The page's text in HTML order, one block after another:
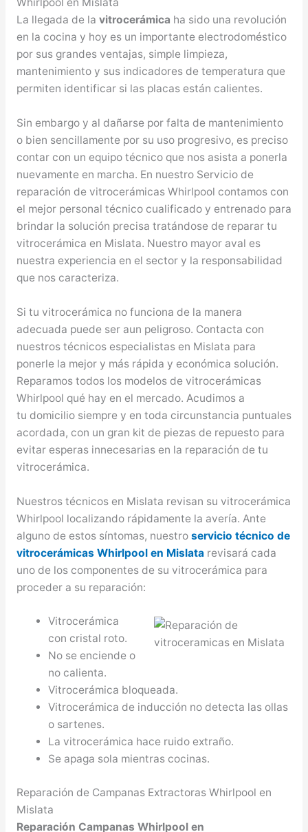
La llegada de la vitrocerámica ha sido una revolución
en la cocina y hoy es un importante electrodoméstico
por sus grandes ventajas, simple limpieza,
mantenimiento y sus indicadores de temperatura que
permiten identificar si las placas están calientes.
Sin embargo y al dañarse por falta de mantenimiento
o bien sencillamente por su uso progresivo, es preciso
contar con un equipo técnico que nos asista a ponerla
nuevamente en marcha. En nuestro Servicio de
reparación de vitrocerámicas Whirlpool contamos con
el mejor personal técnico cualificado y entrenado para
brindar la solución precisa tratándose de reparar tu
vitrocerámica en Mislata. Nuestro mayor aval es
nuestra experiencia en el sector y la responsabilidad
que nos caracteriza.
Si tu vitrocerámica no funciona de la manera
adecuada puede ser aun peligroso. Contacta con
nuestros técnicos especialistas en Mislata para
ponerle la mejor y más rápida y económica solución.
Reparamos todos los modelos de vitrocerámicas
Whirlpool qué hay en el mercado. Acudimos a
tu domicilio siempre y en toda circunstancia puntuales
acordada, con un gran kit de piezas de repuesto para
evitar esperas innecesarias en la reparación de tu
vitrocerámica.
Nuestros técnicos en Mislata revisan su vitrocerámica
Whirlpool localizando rápidamente la avería. Ante
alguno de estos síntomas, nuestro servicio técnico de
vitrocerámicas Whirlpool en Mislatarevisará cada
uno de los componentes de su vitrocerámica para
proceder a su reparación:
Vitrocerámica
con cristal roto.
No se enciende o
no calienta.
Vitrocerámica bloqueada.
Vitrocerámica de inducción no detecta las ollas
o sartenes.
La vitrocerámica hace ruido extraño.
Se apaga sola mientras cocinas.
Reparación de Campanas Extractoras Whirlpool en
Mislata
Reparación Campanas Whirlpool en